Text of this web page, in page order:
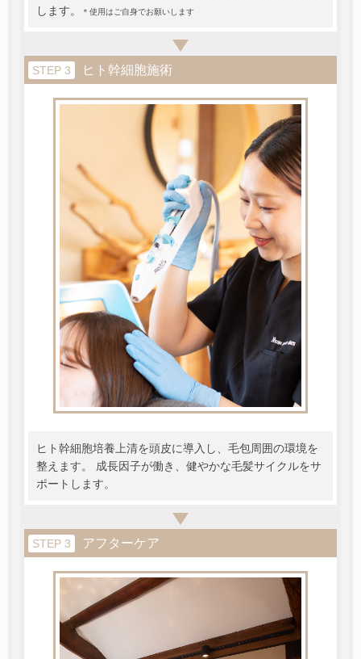
します。
＊使用はご自身でお願いします
STEP 3 ヒト幹細胞施術
ヒト幹細胞培養上清を頭皮に導入し、毛包周囲の環境を
整えます。 成長因子が働き、健やかな毛髪サイクルをサ
ポートします。
STEP 3 アフターケア